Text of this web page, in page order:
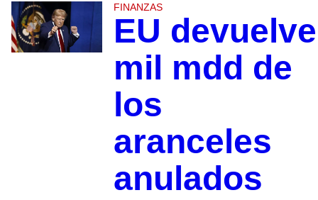
FINANZAS
EU
mil mdd de
los
aranceles
anulados